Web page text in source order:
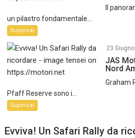
Il
un pilastro fondamentale...
Supercar
23
JAS
Nord
Graham
Pfaff Reserve sono i...
Supercar
Evviva! Un Safari Rally da